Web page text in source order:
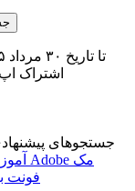
اشتراک
جستجوهای
برنامه‌های Adobe مک
فونت